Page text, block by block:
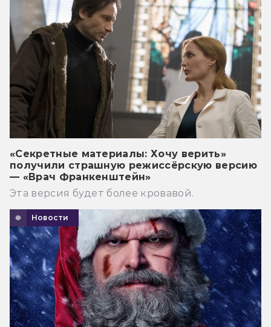
«Секретные материалы: Хочу верить»
получили страшную режиссёрскую версию
— «Врач Франкенштейн»
Эта версия будет более кровавой.
Новости